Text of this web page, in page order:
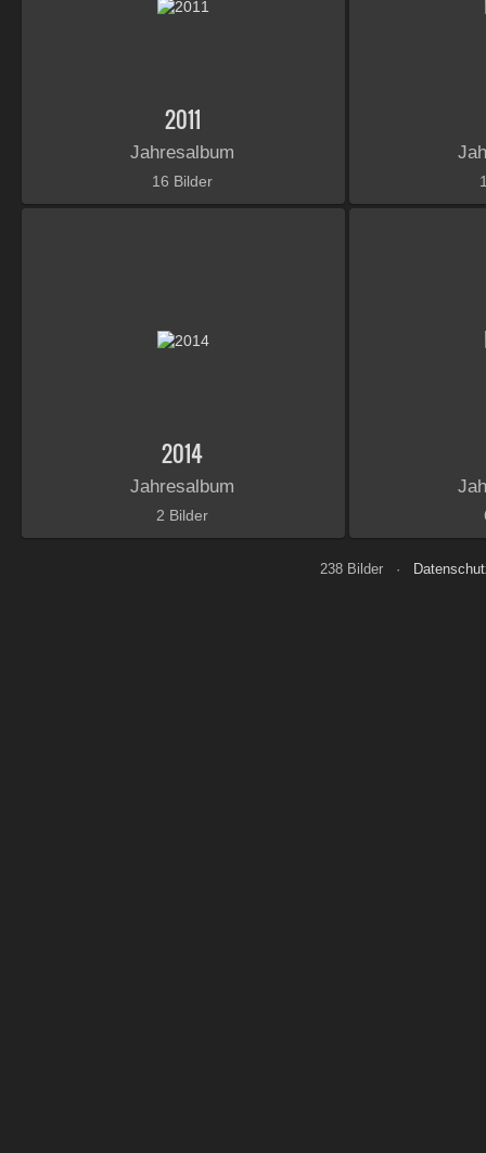
2011
Jahresalbum
16 Bilder
2014
Jahresalbum
2 Bilder
238 Bilder ·